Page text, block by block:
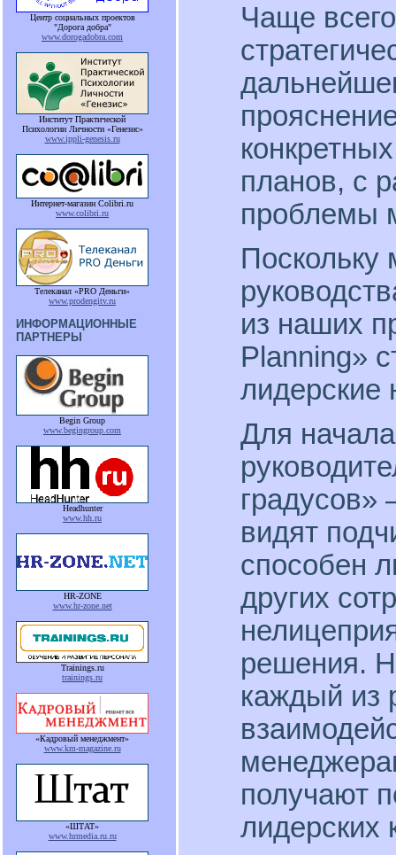
Центр социальных проектов
"Дорога добра"
www.dorogadobra.com
Институт Практической
Психологии Личности «Генезис»
www.ippli-genesis.ru
Интернет-магазин Colibri.ru
www.colibri.ru
Телеканал «PRO Деньги»
www.prodengitv.ru
ИНФОРМАЦИОННЫЕ
ПАРТНЕРЫ
Begin Group
www.begingroup.com
Headhunter
www.hh.ru
HR-ZONE
www.hr-zone.net
Trainings.ru
trainings.ru
«Кадровый менеджмент»
www.km-magazine.ru
«ШТАТ»
www.hrmedia.ru.ru
Чаще
планов, с
проблемы
из наших
Planning»
лидерские
Для
градусов»
видят
способен
других
решения.
каждый из
получают
лидерских